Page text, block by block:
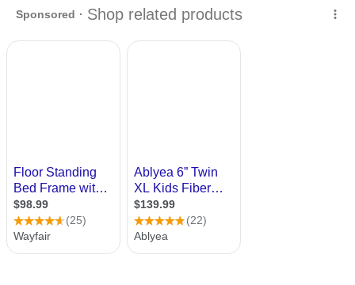
します。未使用品になります。よろしくお願いします